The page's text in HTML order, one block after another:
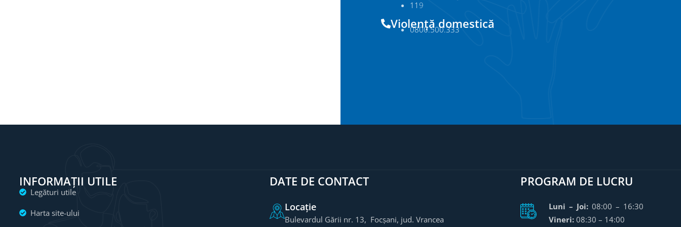
11 9
Violență domestică
0800.500.333
INFORMAȚII UTILE
Legături utile
Harta site-ului
DATE DE CONTACT
Locație
Bulevardul Gării nr. 13, Focșani, jud. Vrancea
PROGRAM DE LUCRU
Luni – Joi:08:00 – 16:30
Vineri:08:30 – 14:00